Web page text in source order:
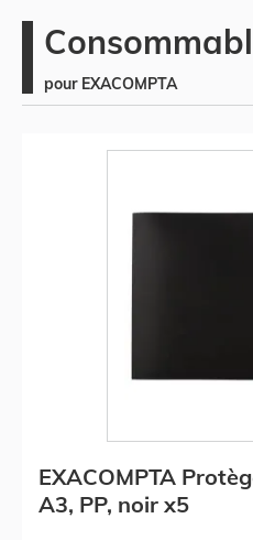
pour EXACOMPTA
EXACOMPTA
A3, PP, noir x5